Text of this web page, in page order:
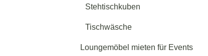
Stehtischkuben
Tischwäsche
Loungemöbel mieten für Events